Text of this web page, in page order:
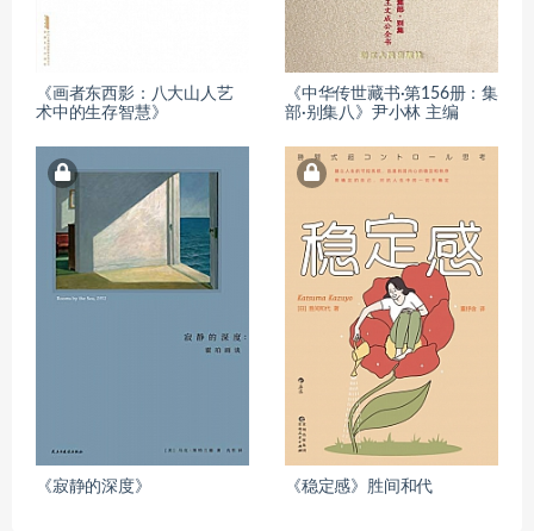
《画者东西影：八大山人艺
术中的生存智慧》
《中华传世藏书·第156册：集
部·别集八》尹小林 主编
《寂静的深度》 《稳定感》胜间和代